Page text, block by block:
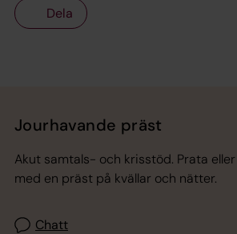
Dela
Jourhavande präst
Akut samtals- och krisstöd. Prata
med en präst på kvällar och nätter.
Chatt